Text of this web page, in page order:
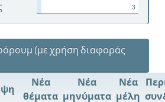
3
(με χρήση διαφοράς
Νέα
θέματα
Νέα
μηνύματα
Νέα
μέλη